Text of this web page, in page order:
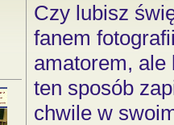
Czy lubisz
fanem
amatorem, ale
ten sposób
chwile w